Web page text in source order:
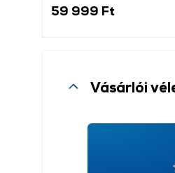
59 999 Ft
Vásárlói